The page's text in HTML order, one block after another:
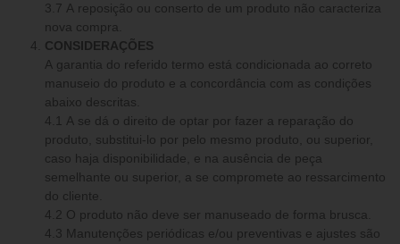
3.7 A reposição ou conserto de um produto não caracteriza
nova compra.
CONSIDERAÇÕES
A garantia do referido termo está condicionada ao correto
manuseio do produto e a concordância com as condições
abaixo descritas.
4.1 A se dá o direito de optar por fazer a reparação do
produto, substitui-lo por pelo mesmo produto, ou superior,
caso haja disponibilidade, e na ausência de peça
semelhante ou superior, a se compromete ao ressarcimento
do cliente.
4.2 O produto não deve ser manuseado de forma brusca.
4.3 Manutenções periódicas e/ou preventivas e ajustes são